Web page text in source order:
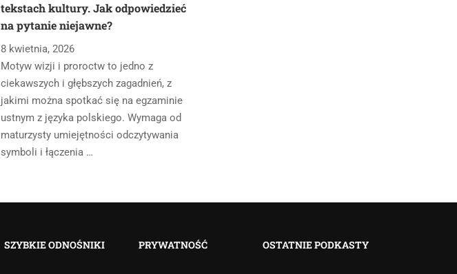
tekstach kultury. Jak odpowiedzieć
na pytanie niejawne?
8 kwietnia, 2026
Motyw wizji i proroctw to jedno z
ciekawszych i głębszych zagadnień, z
jakimi można spotkać się na egzaminie
ustnym z języka polskiego. Wymaga od
maturzysty umiejętności odczytywania
symboli i łączenia …
SZYBKIE ODNOŚNIKI PRYWATNOŚĆ OSTATNIE PODKASTY